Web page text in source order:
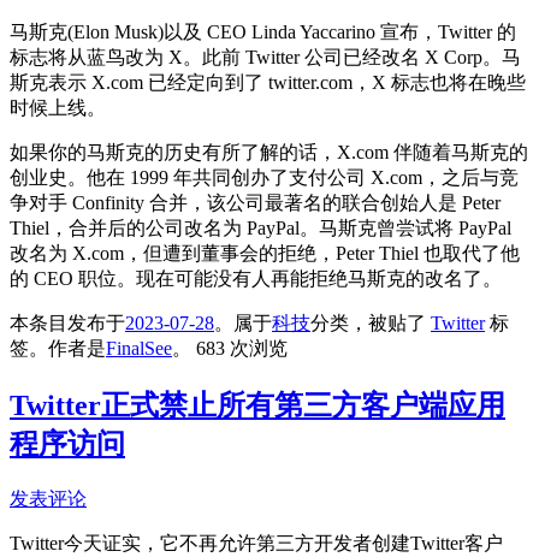
马斯克(Elon Musk)以及 CEO Linda Yaccarino 宣布，Twitter 的
标志将从蓝鸟改为 X。此前 Twitter 公司已经改名 X Corp。马
斯克表示 X.com 已经定向到了 twitter.com，X 标志也将在晚些
时候上线。
如果你的马斯克的历史有所了解的话，X.com 伴随着马斯克的
创业史。他在 1999 年共同创办了支付公司 X.com，之后与竞
争对手 Confinity 合并，该公司最著名的联合创始人是 Peter
Thiel，合并后的公司改名为 PayPal。马斯克曾尝试将 PayPal
改名为 X.com，但遭到董事会的拒绝，Peter Thiel 也取代了他
的 CEO 职位。现在可能没有人再能拒绝马斯克的改名了。
本条目发布于2023-07-28。属于科技分类，被贴了 Twitter标
签。 作者是FinalSee。 683 次浏览
Twitter正式禁止所有第三方客户端应用
程序访问
发表评论
Twitter今天证实，它不再允许第三方开发者创建Twitter客户